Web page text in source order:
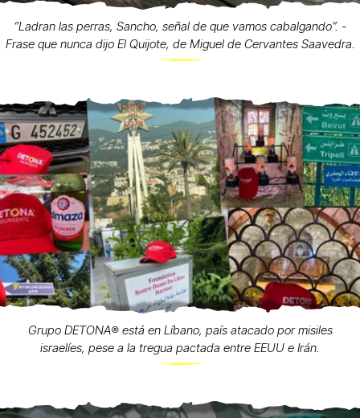
“Ladran las perras, Sancho, señal de que vamos cabalgando”. -
Frase que nunca dijo El Quijote, de Miguel de Cervantes Saavedra.
Grupo DETONA®️ está en Líbano, país atacado por misiles
israelíes, pese a la tregua pactada entre EEUU e Irán.